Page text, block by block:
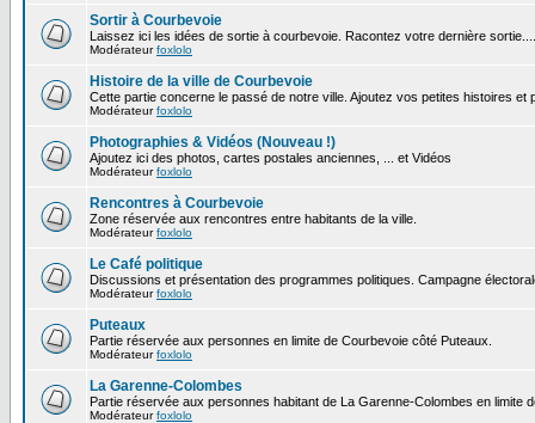
Sortir à Courbevoie
Laissez ici les idées de sortie à courbevoie. Racontez votre dernière sortie....
Modérateurfoxlolo
Histoire de la ville de Courbevoie
Cette partie concerne le passé de notre ville. Ajoutez vos petites histoires et
Modérateurfoxlolo
Photographies & Vidéos (Nouveau !)
Ajoutez ici des photos, cartes postales anciennes, ... et Vidéos
Modérateurfoxlolo
Rencontres à Courbevoie
Zone réservée aux rencontres entre habitants de la ville.
Modérateurfoxlolo
Le Café politique
Discussions et présentation des programmes politiques. Campagne
Modérateurfoxlolo
Puteaux
Partie réservée aux personnes en limite de Courbevoie côté Puteaux.
Modérateurfoxlolo
La Garenne-Colombes
Partie réservée aux personnes habitant de La Garenne-Colombes en limite
Modérateurfoxlolo